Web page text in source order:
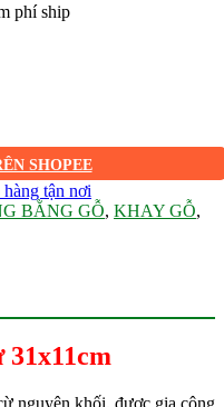
phí ship
SHOPEE
tận nơi
BẰNG GỖ, KHAY GỖ,
nguyên khối, được gia công